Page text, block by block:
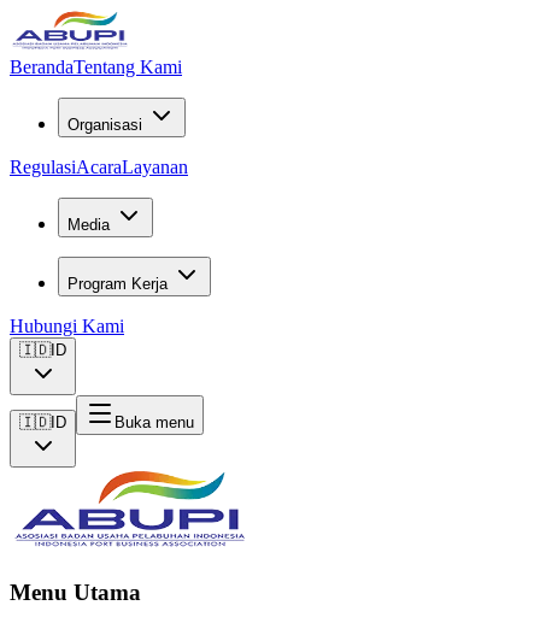
BerandaTentang Kami
Organisasi
RegulasiAcaraLayanan
Media
Program Kerja
Hubungi Kami
🇮🇩ID
🇮🇩ID Buka menu
Menu Utama